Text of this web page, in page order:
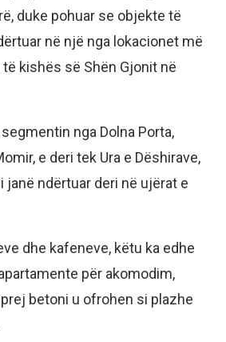
duke pohuar se objekte të
në një nga lokacionet më
kishës së Shën Gjonit në
nga Dolna Porta,
e deri tek Ura e Dëshirave,
janë ndërtuar deri në ujërat e
dhe kafeneve, këtu ka edhe
për akomodim,
betoni u ofrohen si plazhe